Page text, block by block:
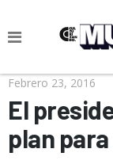
NOTICIAS
CULTURA POP
CIENCIA Y
Febrero 23, 2016
El
plan